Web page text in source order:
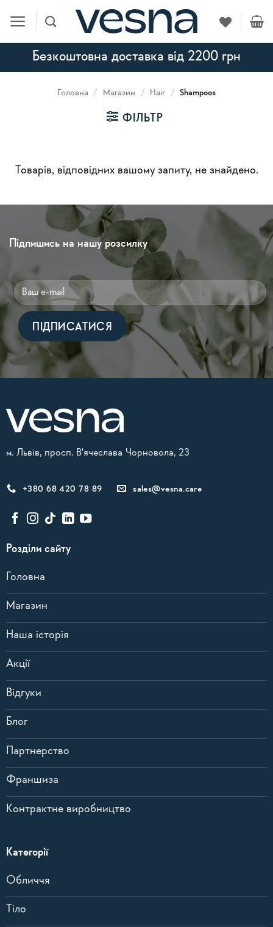
content
Безкоштовна доставка від 2200 грн
Головна / Магазин / Hair / Shampoos
ФІЛЬТР
Товарів, відповідних вашому запиту, не знайдено.
Підпишись на нашу розсилку
Alternative:
м. Львів, просп. В'ячеслава Чорновола, 23
+380 68 420 78 89 sales@vesna.care
Розділи сайту
Головна
Магазин
Наша історія
Акції
Відгуки
Блог
Партнерство
Франшиза
Контрактне виробництво
Категорії
Обличчя
Тіло